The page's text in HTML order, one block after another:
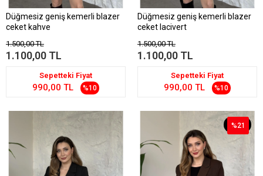
Düğmesiz geniş kemerli blazer
ceket kahve
1.500,00 TL
1.100,00 TL
Sepetteki Fiyat
990,00 TL %10
Düğmesiz geniş kemerli blazer
ceket lacivert
1.500,00 TL
1.100,00 TL
Sepetteki Fiyat
990,00 TL %10
%21
%21